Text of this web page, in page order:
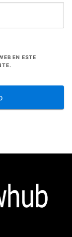
EN ESTE